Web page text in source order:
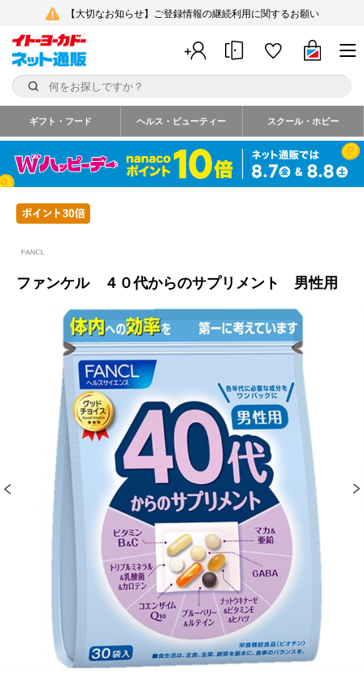
【大切なお知らせ】ご登録情報の継続利用に関するお願い
ギフト・フード ヘルス・ビューティー スクール・ホビー
ファンケル ４０代からのサプリメント 男性用